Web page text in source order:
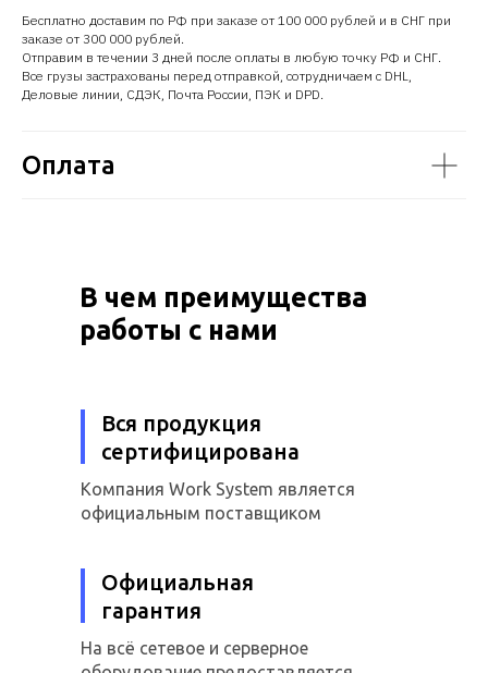
Бесплатно доставим по РФ при заказе от 100 000 рублей и в СНГ при
заказе от 300 000 рублей.
Отправим в течении 3 дней после оплаты в любую точку РФ и СНГ.
Все грузы застрахованы перед отправкой, сотрудничаем с DHL,
Деловые линии, СДЭК, Почта России, ПЭК и DPD.
Оплата
В чем преимущества
работы с нами
Вся продукция
сертифицирована
Компания Work System является
официальным поставщиком
Официальная
гарантия
На всё сетевое и серверное